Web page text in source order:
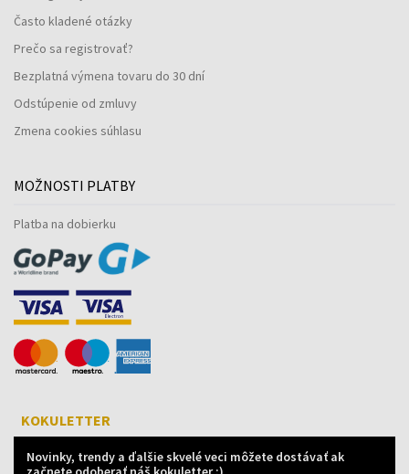
Často kladené otázky
Prečo sa registrovať?
Bezplatná výmena tovaru do 30 dní
Odstúpenie od zmluvy
Zmena cookies súhlasu
MOŽNOSTI PLATBY
Platba na dobierku
KOKULETTER
Novinky, trendy a ďalšie skvelé veci môžete dostávať ak